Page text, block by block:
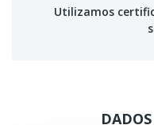
Utilizamos